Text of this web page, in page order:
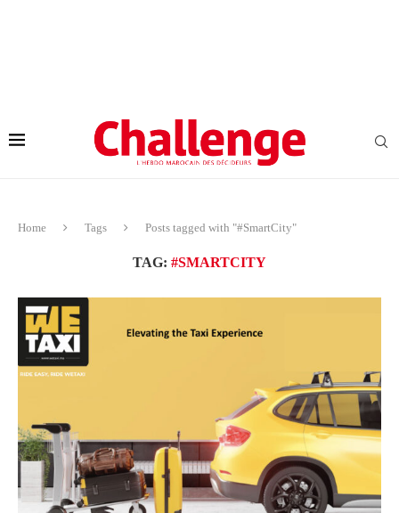
Home Tags Posts tagged with "#SmartCity"
TAG: #SMARTCITY